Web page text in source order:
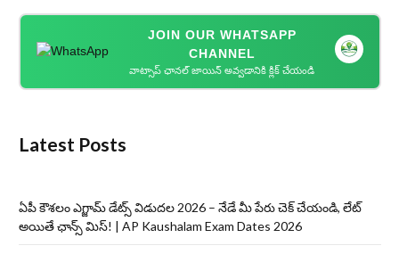
JOIN OUR WHATSAPP
CHANNEL
వాట్సాప్ ఛానల్ జాయిన్ అవ్వడానికి క్లిక్ చేయండి
Latest Posts
ఏపీ కౌశలం ఎగ్జామ్ డేట్స్ విడుదల 2026 – నేడే మీ పేరు చెక్ చేయండి, లేట్
అయితే ఛాన్స్ మిస్! | AP Kaushalam Exam Dates 2026